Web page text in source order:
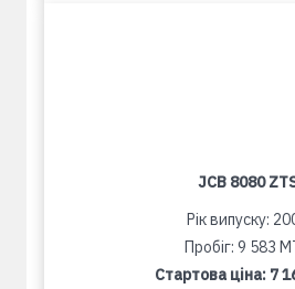
JCB 8080
Рік випуску:
Пробіг: 9 583
Стартова ціна: 7